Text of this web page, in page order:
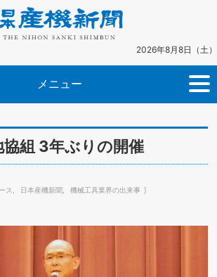
2026年8月8日（土）
メニュー
協組 3年ぶりの開催
ス 日本産機新聞 機械工具業界の出来事